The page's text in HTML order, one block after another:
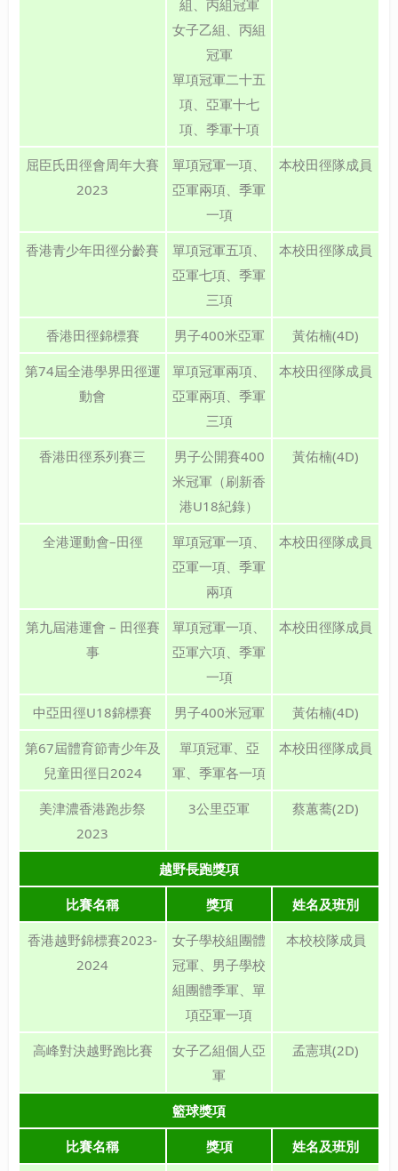
組、丙組冠軍
女子乙組、丙組
冠軍
單項冠軍二十五
項、亞軍十七
項、季軍十項
屈臣氏田徑會周年大賽
2023
單項冠軍一項、
亞軍兩項、季軍
一項
本校田徑隊成員
香港青少年田徑分齡賽
單項冠軍五項、
亞軍七項、季軍
三項
本校田徑隊成員
香港田徑錦標賽 男子400米亞軍
黃佑楠(4D)
第74屆全港學界田徑運
動會
單項冠軍兩項、
亞軍兩項、季軍
三項
本校田徑隊成員
香港田徑系列賽三
男子公開賽400
米冠軍（刷新香
港U18紀錄）
黃佑楠(4D)
全港運動會–田徑
單項冠軍一項、
亞軍一項、季軍
兩項
本校田徑隊成員
第九屆港運會 – 田徑賽
事
單項冠軍一項、
亞軍六項、季軍
一項
本校田徑隊成員
中亞田徑U18錦標賽 男子400米冠軍
黃佑楠(4D)
第67屆體育節青少年及
兒童田徑日2024
單項冠軍、亞
軍、季軍各一項
本校田徑隊成員
美津濃香港跑步祭
2023
3公里亞軍 蔡蕙蕎(2D)
越野長跑獎項
比賽名稱
獎項
姓名及班別
香港越野錦標賽2023-
2024
女子學校組團體
冠軍、男子學校
組團體季軍、單
項亞軍一項
本校校隊成員
高峰對決越野跑比賽
女子乙組個人亞
軍
孟憲琪(2D)
籃球獎項
比賽名稱
獎項
姓名及班別